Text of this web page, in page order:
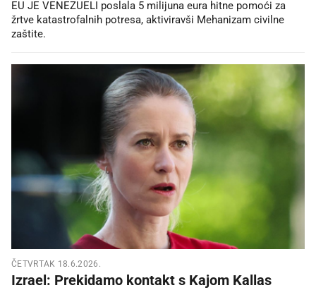
EU JE VENEZUELI poslala 5 milijuna eura hitne pomoći za
žrtve katastrofalnih potresa, aktiviravši Mehanizam civilne
zaštite.
ČETVRTAK 18.6.2026.
Izrael: Prekidamo kontakt s Kajom Kallas